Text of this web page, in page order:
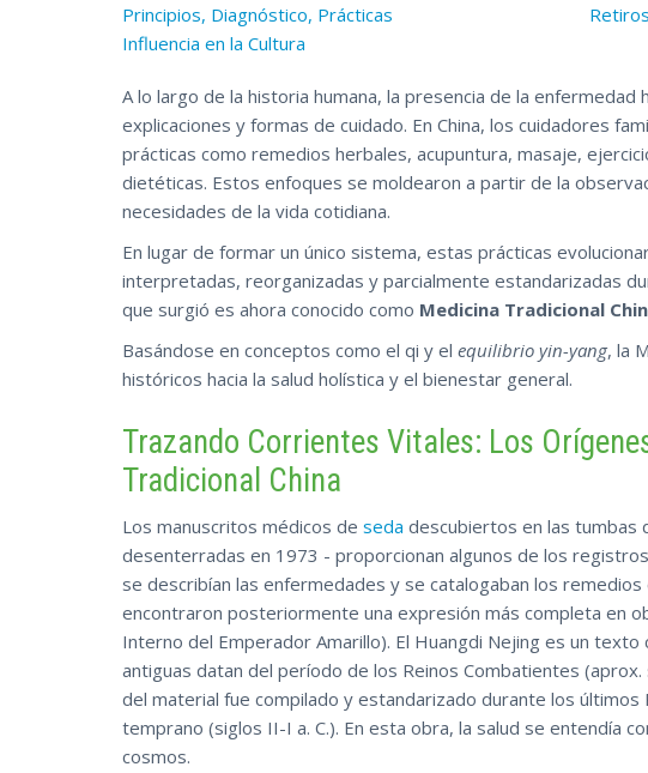
Principios, Diagnóstico, Prácticas
Influencia en la Cultura
A lo largo de la historia humana, la presencia de la enfermedad
explicaciones y formas de cuidado. En China, los cuidadores
prácticas como remedios herbales, acupuntura, masaje,
dietéticas. Estos enfoques se moldearon a partir de la
necesidades de la vida cotidiana.
En lugar de formar un único sistema, estas prácticas
interpretadas, reorganizadas y parcialmente estandarizadas
que surgió es ahora conocido como Medicina Tradicional
Basándose en conceptos como el qi y el equilibrio yin-yang, la
históricos hacia la salud holística y el bienestar general.
Trazando Corrientes Vitales: Los
Tradicional China
Los manuscritos médicos de seda descubiertos en las tumbas
desenterradas en 1973 - proporcionan algunos de los
se describían las enfermedades y se catalogaban los remedios
encontraron posteriormente una expresión más completa en
Interno del Emperador Amarillo). El Huangdi Nejing es un
antiguas datan del período de los Reinos Combatientes
del material fue compilado y estandarizado durante los
temprano (siglos II-I a. C.). En esta obra, la salud se entendía
cosmos.